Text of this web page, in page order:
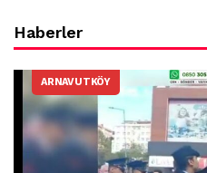
Haberler
ARNAVUTKÖY